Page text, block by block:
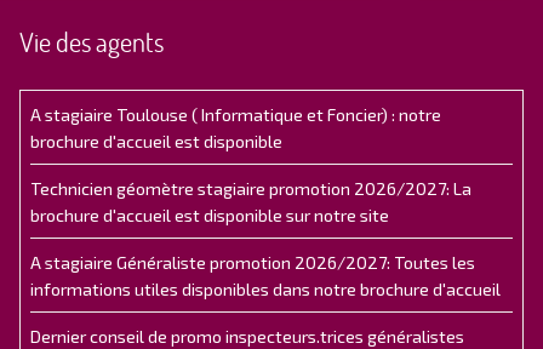
Vie des agents
A stagiaire Toulouse ( Informatique et Foncier) : notre
brochure d'accueil est disponible
Technicien géomètre stagiaire promotion 2026/2027: La
brochure d'accueil est disponible sur notre site
A stagiaire Généraliste promotion 2026/2027: Toutes les
informations utiles disponibles dans notre brochure d'accueil
Dernier conseil de promo inspecteurs.trices généralistes